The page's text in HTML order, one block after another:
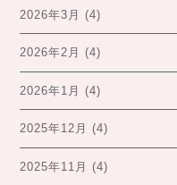
2026年3月 (4)
2026年2月 (4)
2026年1月 (4)
2025年12月 (4)
2025年11月 (4)